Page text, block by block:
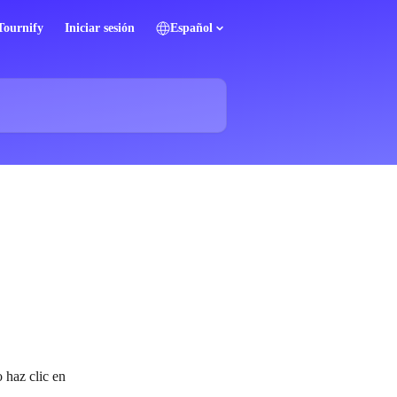
Iniciar sesión Español
haz clic en